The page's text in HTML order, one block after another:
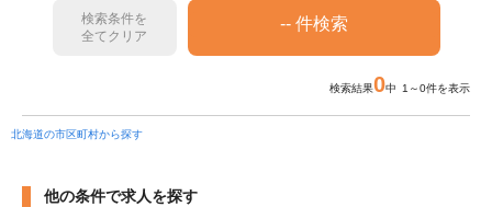
検索条件を
全てクリア
検索結果0中 1～0件を表示
北海道の市区町村から探す
他の条件で求人を探す